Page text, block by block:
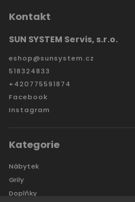
Kontakt
SUN SYSTEM Servis, s.r.o.
eshop@sunsystem.cz
518324833
+420775591874
Facebook
Instagram
Kategorie
Nábytek
Grily
Doplňky